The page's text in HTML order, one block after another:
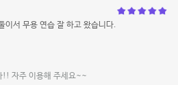
이서 무용 연습 잘 하고 왔습니다.
!! 자주 이용해 주세요~~